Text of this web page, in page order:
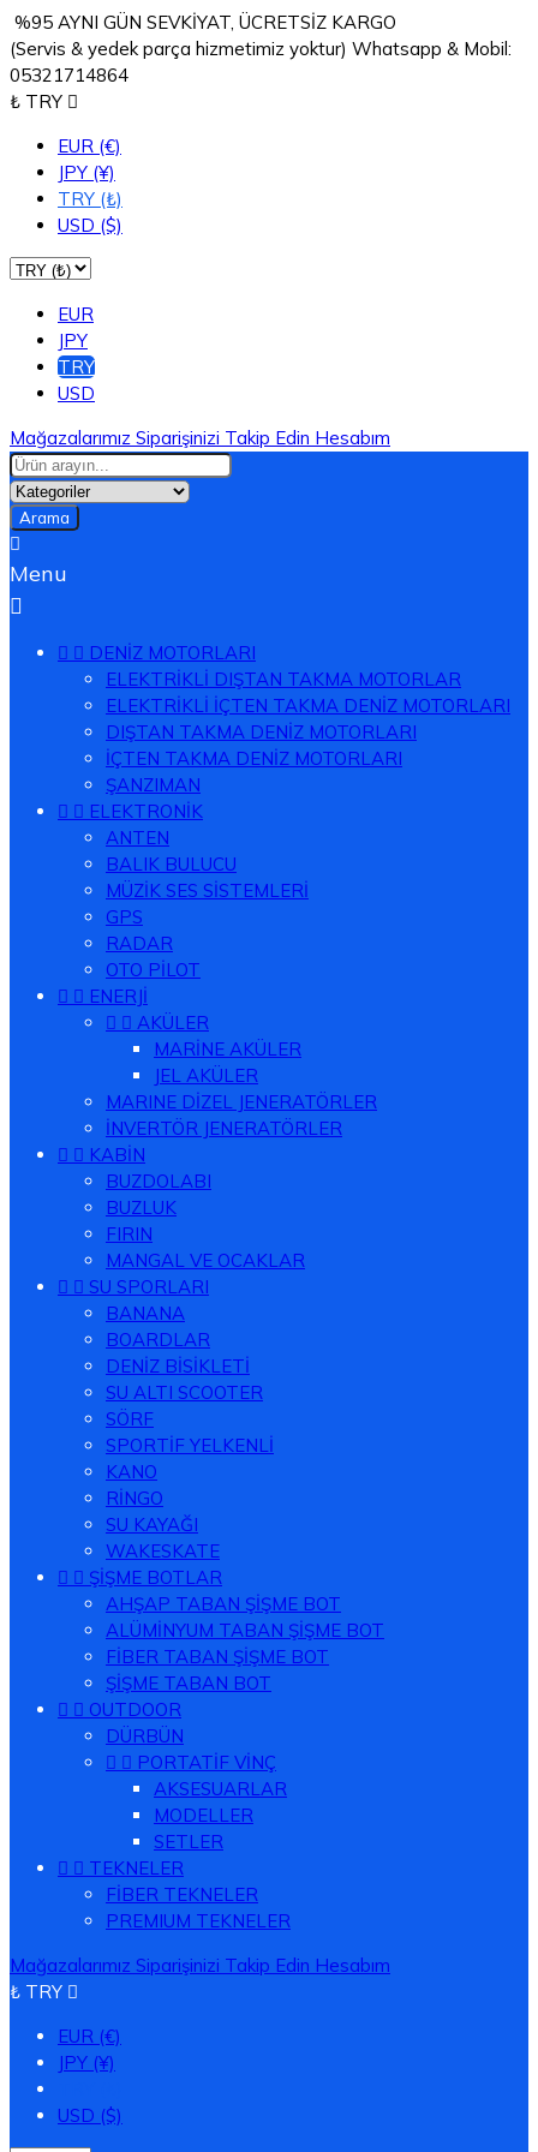
%95 AYNI GÜN SEVKİYAT, ÜCRETSİZ KARGO
(Servis & yedek parça hizmetimiz yoktur) Whatsapp & Mobil:
05321714864
₺ TRY 
EUR (€)
JPY (¥)
TRY (₺)
USD ($)
EUR
JPY
TRY
USD
Mağazalarımız Siparişinizi Takip Edin Hesabım
Arama

Menu

  DENİZ MOTORLARI
ELEKTRİKLİ DIŞTAN TAKMA MOTORLAR
ELEKTRİKLİ İÇTEN TAKMA DENİZ MOTORLARI
DIŞTAN TAKMA DENİZ MOTORLARI
İÇTEN TAKMA DENİZ MOTORLARI
ŞANZIMAN
  ELEKTRONİK
ANTEN
BALIK BULUCU
MÜZİK SES SİSTEMLERİ
GPS
RADAR
OTO PİLOT
  ENERJİ
  AKÜLER
MARİNE AKÜLER
JEL AKÜLER
MARINE DİZEL JENERATÖRLER
İNVERTÖR JENERATÖRLER
  KABİN
BUZDOLABI
BUZLUK
FIRIN
MANGAL VE OCAKLAR
  SU SPORLARI
BANANA
BOARDLAR
DENİZ BİSİKLETİ
SU ALTI SCOOTER
SÖRF
SPORTİF YELKENLİ
KANO
RİNGO
SU KAYAĞI
WAKESKATE
  ŞİŞME BOTLAR
AHŞAP TABAN ŞİŞME BOT
ALÜMİNYUM TABAN ŞİŞME BOT
FİBER TABAN ŞİŞME BOT
ŞİŞME TABAN BOT
  OUTDOOR
DÜRBÜN
  PORTATİF VİNÇ
AKSESUARLAR
MODELLER
SETLER
  TEKNELER
FİBER TEKNELER
PREMIUM TEKNELER
Mağazalarımız Siparişinizi Takip Edin Hesabım
₺ TRY 
EUR (€)
JPY (¥)
USD ($)